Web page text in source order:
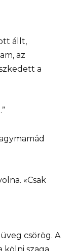
állt,
az
a
«Csak
csörög. A